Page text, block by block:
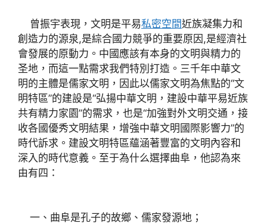
曾振宇表現，文明是平易私密空間近族凝集力和
創造力的源泉,是綜合國力競爭的重要原因,是經濟社
會發展的原動力。中國應該有本身的文明與精力的
圣地，而這一點需求我們特別打造。三千年中華文
明的主體是儒家文明，因此以儒家文明為焦點的“文
明特區”的建設是“弘揚中華文明，建設中華平易近族
共有精力家園”的需求，也是“加強對外文明交通，接
收各國優秀文明結果，增強中華文明國際影響力”的
時代訴求。建設文明特區蘊涵著豐富的文明內容和
深入的時代意義。至于為什么選擇曲阜，他認為來
由有四：
一、曲阜是孔子的故鄉、儒家發源地；